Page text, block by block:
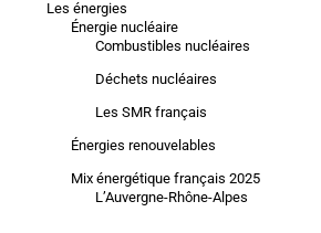
Les énergies
Énergie nucléaire
Combustibles nucléaires
Déchets nucléaires
Les SMR français
Énergies renouvelables
Mix énergétique français 2025
L’Auvergne-Rhône-Alpes